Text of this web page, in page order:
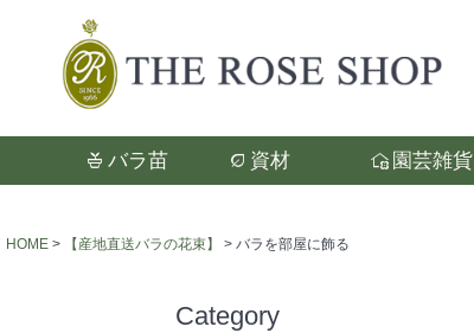
バラ苗 資材 園芸雑貨
検索
HOME 【産地直送バラの花束】 バラを部屋に飾る
Category